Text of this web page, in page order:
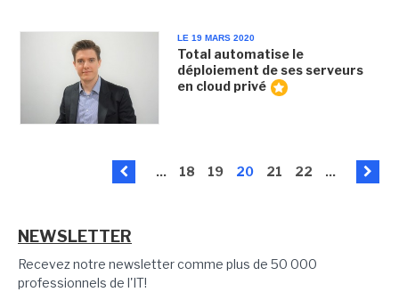
LE 19 MARS 2020
Total automatise le
déploiement de ses serveurs
en cloud privé
... 18 19 20 21 22 ...
NEWSLETTER
Recevez notre newsletter comme plus de 50 000
professionnels de l'IT!